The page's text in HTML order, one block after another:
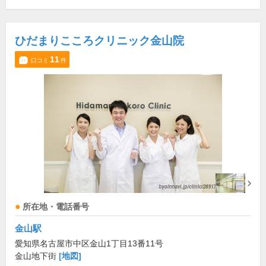
ひだまりこころクリニック金山院
口コミ 11件
所在地・電話番号
金山駅
愛知県名古屋市中区金山1丁目13番11号
金山地下街 [地図]